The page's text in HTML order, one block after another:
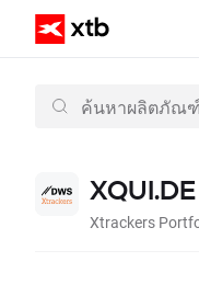
Xtrackers